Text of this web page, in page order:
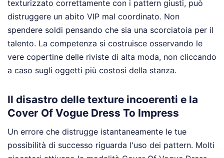
texturizzato correttamente con i pattern giusti, può
distruggere un abito VIP mal coordinato. Non
spendere soldi pensando che sia una scorciatoia per il
talento. La competenza si costruisce osservando le
vere copertine delle riviste di alta moda, non cliccando
a caso sugli oggetti più costosi della stanza.
Il disastro delle texture incoerenti e la
Cover Of Vogue Dress To Impress
Un errore che distrugge istantaneamente le tue
possibilità di successo riguarda l'uso dei pattern. Molti